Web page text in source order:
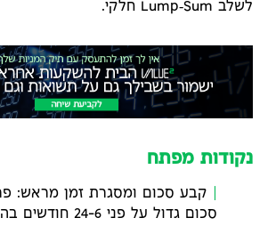
לשלב Lump‑Sum חלקי.
נקודות מפתח
קבע סכום ומסגרת זמן מראש:
סכום גדול על פני 6–24